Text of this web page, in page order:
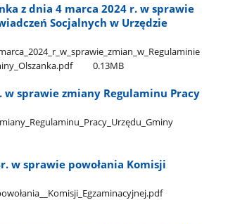
z dnia 4 marca 2024 r. w sprawie
Socjalnych w Urzędzie
0.13MB
w sprawie zmiany Regulaminu Pracy
w sprawie powołania Komisji